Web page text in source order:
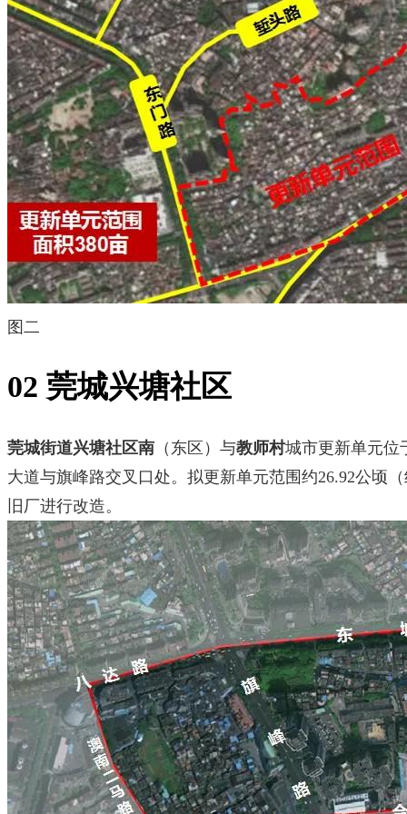
图二
02 莞城兴塘社区
莞城街道兴塘社区南 （东区）与教师村城市更新单元位
大道与旗峰路交叉口处。拟更新单元范围约26.92公顷
旧厂进行改造。